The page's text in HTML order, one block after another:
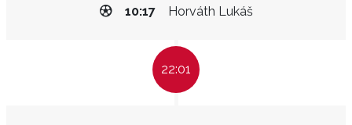
Horváth Lukáš
10:17
22:01